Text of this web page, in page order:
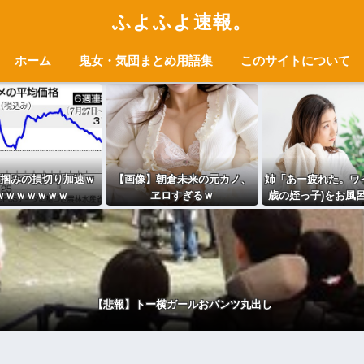
ふよふよ速報。
ホーム 鬼女・気団まとめ用語集 このサイトについて
みの損切り加速ｗ
ｗｗｗｗｗｗ
【画像】朝倉未来の元カノ、
ヱロすぎるｗ
姉「あー疲れた。ワ
歳の姪っ子)をお風
きて～～～」ワイ
⇒！！！
【悲報】トー横ガールおパンツ丸出し